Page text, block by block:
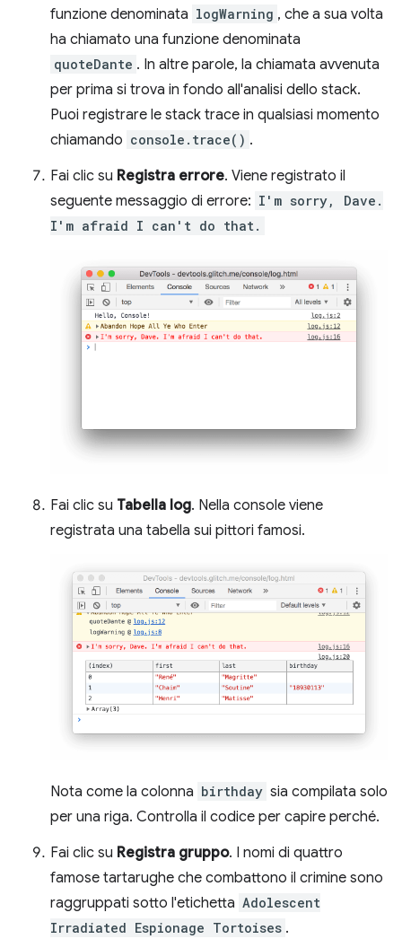
funzione denominata logWarning , che a sua volta
ha chiamato una funzione denominata
quoteDante . In altre parole, la chiamata avvenuta
per prima si trova in fondo all'analisi dello stack.
Puoi registrare le stack trace in qualsiasi momento
chiamando console.trace() .
Fai clic su Registra errore. Viene registrato il
seguente messaggio di errore: I'm sorry, Dave.
I'm afraid I can't do that.
Fai clic su Tabella log. Nella console viene
registrata una tabella sui pittori famosi.
Nota come la colonna birthday sia compilata solo
per una riga. Controlla il codice per capire perché.
Fai clic su Registra gruppo. I nomi di quattro
famose tartarughe che combattono il crimine sono
raggruppati sotto l'etichetta Adolescent
Irradiated Espionage Tortoises .